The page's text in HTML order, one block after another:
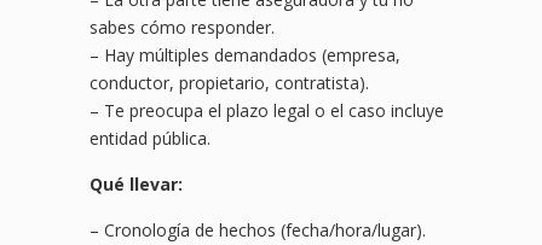
sabes cómo responder.
– Hay múltiples demandados (empresa,
conductor, propietario, contratista).
– Te preocupa el plazo legal o el caso incluye
entidad pública.
Qué llevar:
– Cronología de hechos (fecha/hora/lugar).